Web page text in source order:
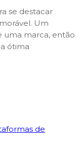
se destacar
Um
uma marca, então
ótima